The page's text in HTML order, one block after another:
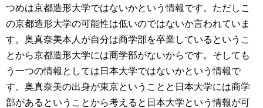
つめは京都造形大学ではないかという情報です。ただしこ
の京都造形大学の可能性は低いのではないか言われていま
す。奥真奈美本人が自分は商学部を卒業しているというこ
とから京都造形大学には商学部がないからです。そしても
う一つの情報としては日本大学ではないかという情報で
す。奥真奈美の出身が東京ということと日本大学には商学
部があるということから考えると日本大学という情報が可